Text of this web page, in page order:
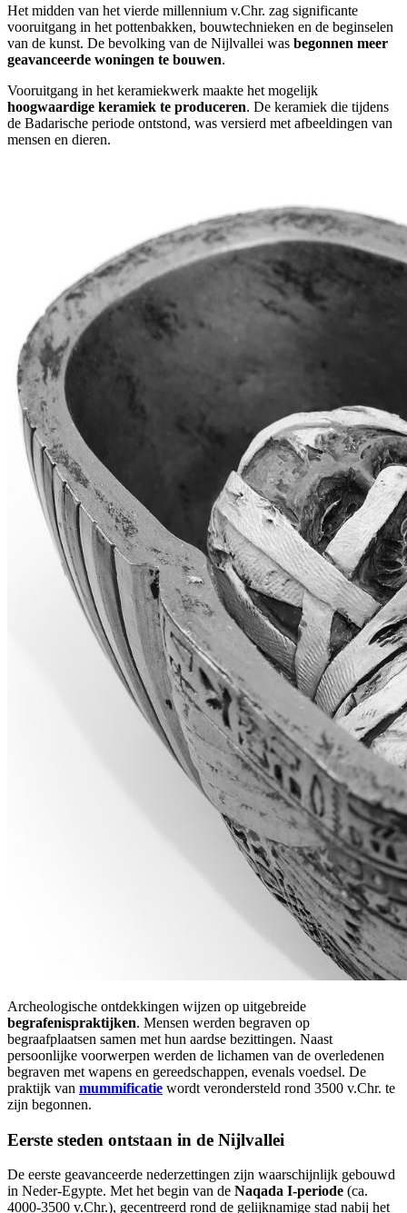
Het midden van het vierde millennium v.Chr. zag significante
vooruitgang in het pottenbakken, bouwtechnieken en de beginselen
van de kunst. De bevolking van de Nijlvallei was begonnen meer
geavanceerde woningen te bouwen.
Vooruitgang in het keramiekwerk maakte het mogelijk
hoogwaardige keramiek te produceren. De keramiek die tijdens
de Badarische periode ontstond, was versierd met afbeeldingen van
mensen en dieren.
Archeologische ontdekkingen wijzen op uitgebreide
begrafenispraktijken. Mensen werden begraven op
begraafplaatsen samen met hun aardse bezittingen. Naast
persoonlijke voorwerpen werden de lichamen van de overledenen
begraven met wapens en gereedschappen, evenals voedsel. De
praktijk van mummificatie wordt verondersteld rond 3500 v.Chr. te
zijn begonnen.
Eerste steden ontstaan in de Nijlvallei
De eerste geavanceerde nederzettingen zijn waarschijnlijk gebouwd
in Neder-Egypte. Met het begin van de Naqada I-periode (ca.
4000-3500 v.Chr.), gecentreerd rond de gelijknamige stad nabij het